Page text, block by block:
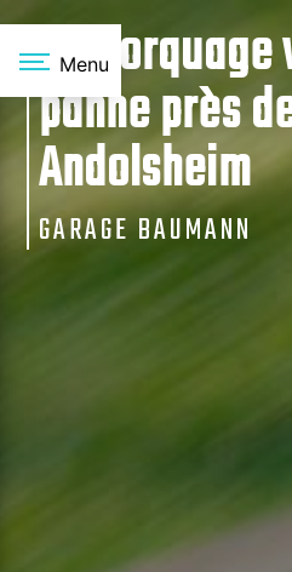
Menu
panne près
Andolsheim
GARAGE BAUMANN